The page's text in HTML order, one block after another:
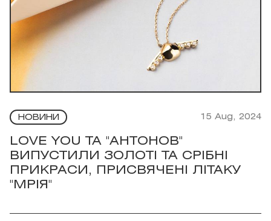
НОВИНИ 15 Aug, 2024
LOVE YOU ТА "АНТОНОВ"
ВИПУСТИЛИ ЗОЛОТІ ТА СРІБНІ
ПРИКРАСИ, ПРИСВЯЧЕНІ ЛІТАКУ
"МРІЯ"